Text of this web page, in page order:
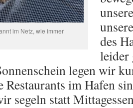
im Netz, wie immer
des
leider
legen wir
Restaurants im Hafen
segeln statt